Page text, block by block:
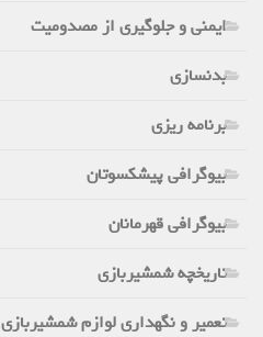
ایمنی و جلوگیری از مصدومیت
بدنسازی
برنامه ریزی
بیوگرافی پیشکسوتان
بیوگرافی قهرمانان
تاریخچه شمشیربازی
تعمیر و نگهداری لوازم شمشیربازی